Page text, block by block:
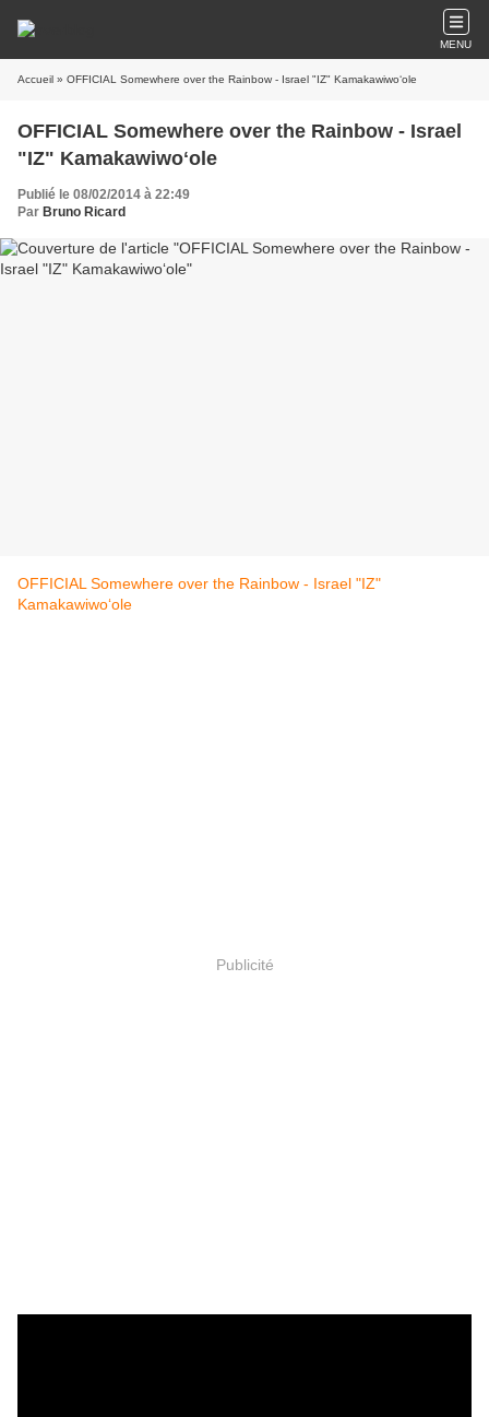
MENU
Accueil » OFFICIAL Somewhere over the Rainbow - Israel "IZ" Kamakawiwoʻole
OFFICIAL Somewhere over the Rainbow - Israel
"IZ" Kamakawiwoʻole
Publié le 08/02/2014 à 22:49
Par Bruno Ricard
OFFICIAL Somewhere over the Rainbow - Israel "IZ"
Kamakawiwoʻole
Publicité